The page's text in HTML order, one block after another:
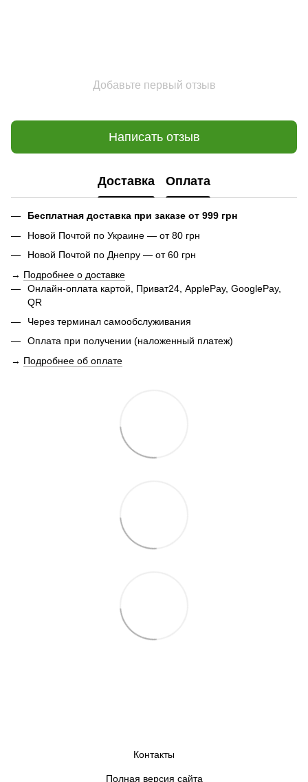
Добавьте первый отзыв
Написать отзыв
Доставка Оплата
Бесплатная доставка при заказе от 999 грн
Новой Почтой по Украине — от 80 грн
Новой Почтой по Днепру — от 60 грн
→ Подробнее о доставке
Онлайн-оплата картой, Приват24, ApplePay, GooglePay,
QR
Через терминал самообслуживания
Оплата при получении (наложенный платеж)
→ Подробнее об оплате
Контакты
Полная версия сайта